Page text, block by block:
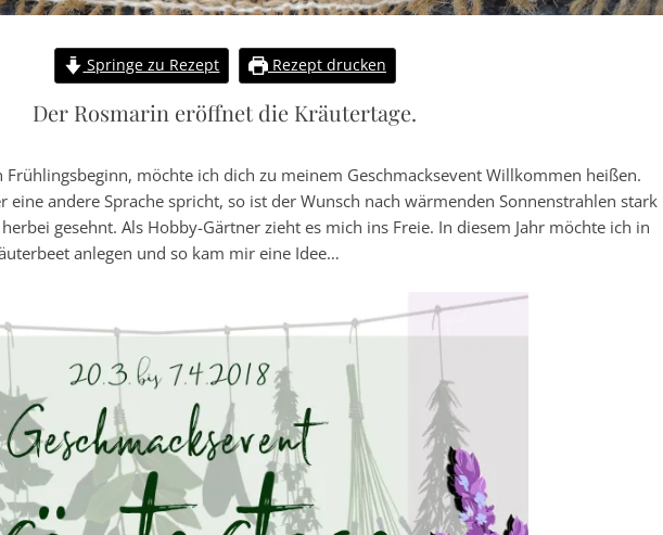
Springe zu Rezept Rezept drucken
Der Rosmarin eröffnet die Kräutertage.
möchte ich dich zu meinem Geschmacksevent Willkommen heißen.
eine andere Sprache spricht, so ist der Wunsch nach wärmenden Sonnenstrahlen stark
gesehnt. Als Hobby-Gärtner zieht es mich ins Freie. In diesem Jahr möchte ich in
anlegen und so kam mir eine Idee…